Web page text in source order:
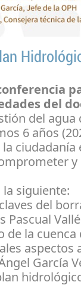
del
del agua
6 años
ciudadanía
y
siguiente:
del
Pascual
de la cuenca
aspectos
García